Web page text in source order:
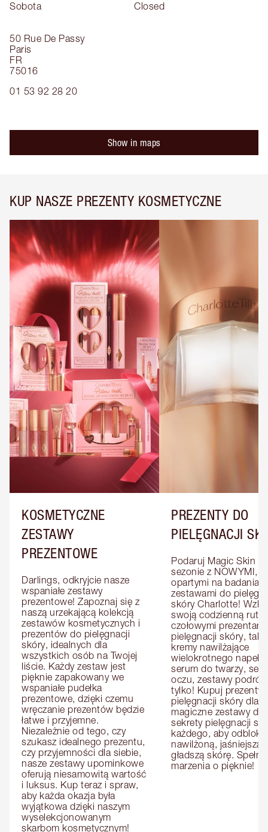
50 Rue De Passy
Paris
FR
75016
01 53 92 28 20
Sobota
Closed
Show in maps
KUP NASZE PREZENTY KOSMETYCZNE
KOSMETYCZNE
ZESTAWY
PREZENTOWE
Darlings, odkryjcie nasze
wspaniałe zestawy
prezentowe! Zapoznaj się z
naszą urzekającą kolekcją
zestawów kosmetycznych i
prezentów do pielęgnacji
skóry, idealnych dla
wszystkich osób na Twojej
liście. Każdy zestaw jest
pięknie zapakowany we
wspaniałe pudełka
prezentowe, dzięki czemu
wręczanie prezentów będzie
łatwe i przyjemne.
Niezależnie od tego, czy
szukasz idealnego prezentu,
czy przyjemności dla siebie,
nasze zestawy upominkowe
oferują niesamowitą wartość
i luksus. Kup teraz i spraw,
aby każda okazja była
wyjątkowa dzięki naszym
wyselekcjonowanym
skarbom kosmetycznym!
PREZENTY DO
PIELĘGNACJI
Podaruj Magic Skin w
sezonie z NOWYMI,
opartymi na
zestawami do
skóry Charlotte!
swoją codzienną
czołowymi
pielęgnacji skóry,
kremy nawilżające
wielokrotnego
serum do twarzy,
oczu, zestawy
tylko! Kupuj prezenty
pielęgnacji skóry dla
magiczne zestawy dla
sekrety pielęgnacji
każdego, aby
nawilżoną, jaśniejszą i
gładszą skórę.
marzenia o pięknie!